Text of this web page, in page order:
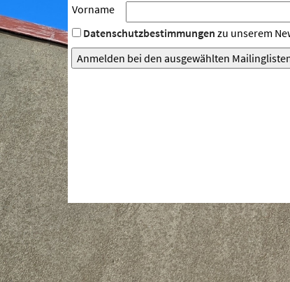
Vorname
Datenschutzbestimmungen zu unserem